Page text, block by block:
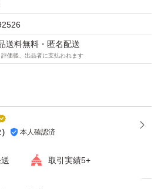
送料無料・匿名配送
価後、出品者に支払われます
） 本人確認済
取引実績5+